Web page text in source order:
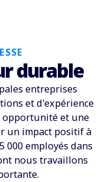
durable
entreprises
et d'expérience
opportunité et une
un impact positif à
000 employés dans
nous travaillons